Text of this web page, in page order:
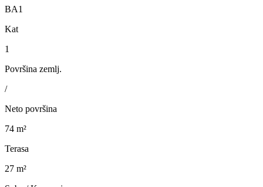
BA1
Kat
1
Površina zemlj.
/
Neto površina
74 m²
Terasa
27 m²